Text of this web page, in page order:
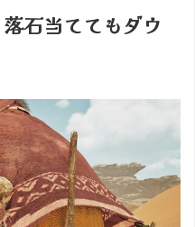
石当ててもダウ